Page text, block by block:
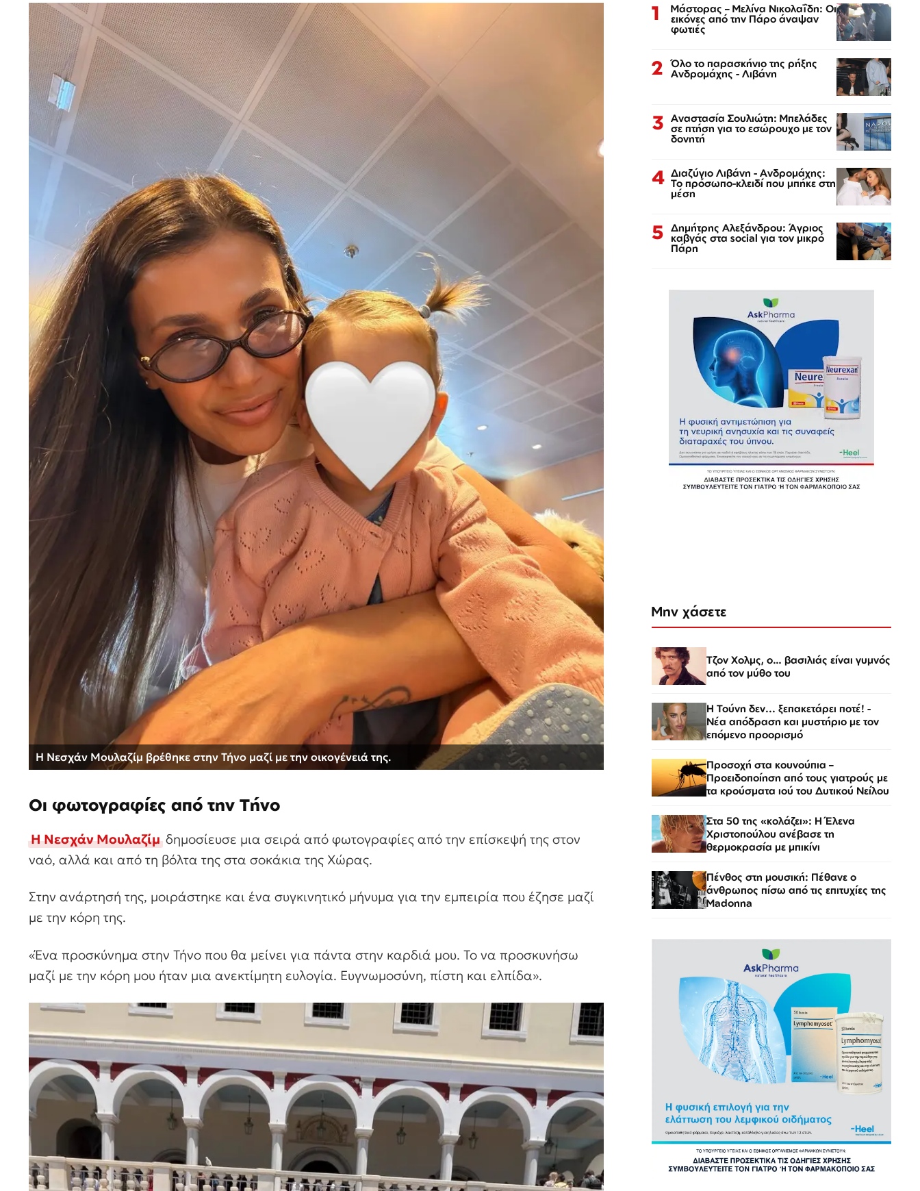
Η Νεσχάν Μουλαζίμ βρέθηκε στην Τήνο μαζί με την οικογένειά της.
Οι φωτογραφίες από την Τήνο
Η Νεσχάν Μουλαζίμδημοσίευσε μια σειρά από φωτογραφίες από την επίσκεψή της στον
ναό, αλλά και από τη βόλτα της στα σοκάκια της Χώρας.
Στην ανάρτησή της, μοιράστηκε και ένα συγκινητικό μήνυμα για την εμπειρία που έζησε μαζί
με την κόρη της.
«Ένα προσκύνημα στην Τήνο που θα μείνει για πάντα στην καρδιά μου. Το να προσκυνήσω
μαζί με την κόρη μου ήταν μια ανεκτίμητη ευλογία. Ευγνωμοσύνη, πίστη και ελπίδα».
1 Μάστορας – Μελίνα Νικολαΐδη: Οι
εικόνες από την Πάρο άναψαν
φωτιές
2 Όλο το παρασκήνιο της ρήξης
Ανδρομάχης - Λιβάνη
3 Αναστασία Σουλιώτη: Μπελάδες
σε πτήση για το εσώρουχο με τον
δονητή
4 Διαζύγιο Λιβάνη - Ανδρομάχης:
Το πρόσωπο-κλειδί που μπήκε στη
μέση
5 Δημήτρης Αλεξάνδρου: Άγριος
καβγάς στα social για τον μικρό
Πάρη
Μην χάσετε
Τζον Χολμς, ο… βασιλιάς είναι γυμνός
από τον μύθο του
Η Τούνη δεν... ξεπακετάρει ποτέ! -
Νέα απόδραση και μυστήριο με τον
επόμενο προορισμό
Προσοχή στα κουνούπια –
Προειδοποίηση από τους γιατρούς με
τα κρούσματα ιού του Δυτικού Νείλου
Στα 50 της «κολάζει»: Η Έλενα
Χριστοπούλου ανέβασε τη
θερμοκρασία με μπικίνι
Πένθος στη μουσική: Πέθανε ο
άνθρωπος πίσω από τις επιτυχίες της
Madonna